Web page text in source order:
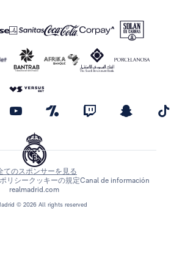
© 2026 All rights reserved
てのスポンサーを見る
リシークッキーの規定Canal de información
realmadrid.com